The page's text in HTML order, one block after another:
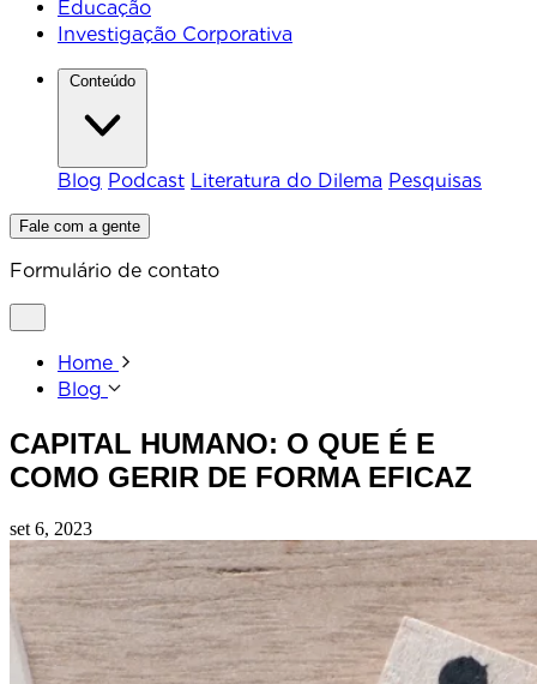
Educação
Investigação Corporativa
Blog Podcast Literatura do Dilema Pesquisas
Fale com a gente
Formulário de contato
Home
Blog
CAPITAL HUMANO: O QUE É E
COMO GERIR DE FORMA EFICAZ
set 6, 2023